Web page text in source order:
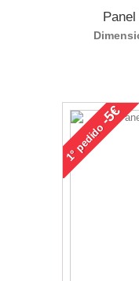
1°
pedido
-5€